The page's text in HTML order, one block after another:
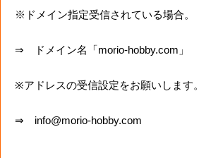
※ドメイン指定受信されている場合。
⇒ ドメイン名「morio-hobby.com」
※アドレスの受信設定をお願いします。
⇒ info@morio-hobby.com